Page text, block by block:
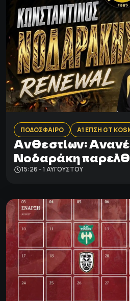
ΠΟΔΟΣΦΑΙΡΟ Α1 ΕΠΣΗ GT
Ανθεστίων:
Νοδαράκη
15:26 - 1 ΑΥΓΟΎΣΤΟΥ